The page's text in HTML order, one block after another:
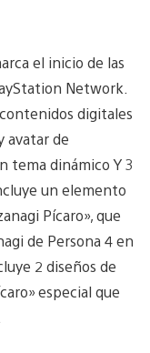
el inicio de las
Network.
digitales
avatar de
tema dinámico Y 3
un elemento
Pícaro», que
de Persona 4 en
2 diseños de
especial que